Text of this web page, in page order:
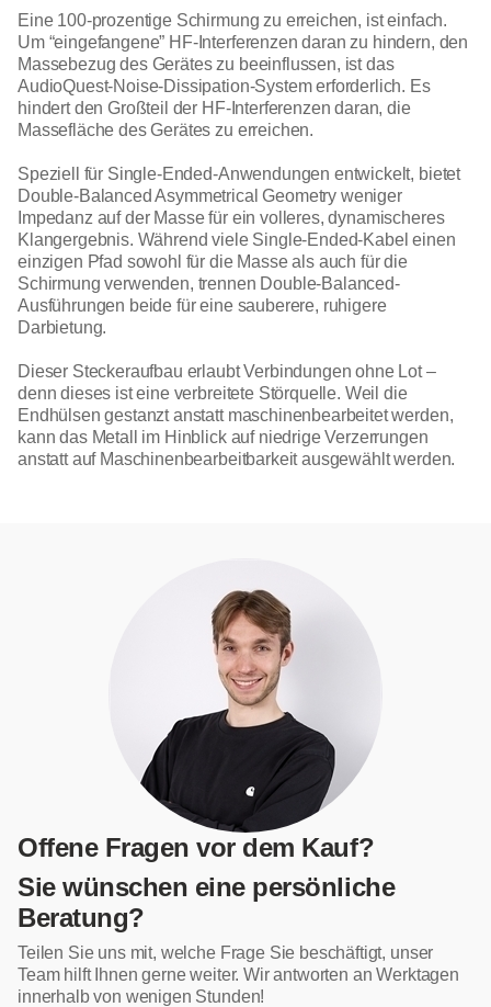
Eine 100-prozentige Schirmung zu erreichen, ist einfach.
Um “eingefangene” HF-Interferenzen daran zu hindern, den
Massebezug des Gerätes zu beeinflussen, ist das
AudioQuest-Noise-Dissipation-System erforderlich. Es
hindert den Großteil der HF-Interferenzen daran, die
Massefläche des Gerätes zu erreichen.
Speziell für Single-Ended-Anwendungen entwickelt, bietet
Double-Balanced Asymmetrical Geometry weniger
Impedanz auf der Masse für ein volleres, dynamischeres
Klangergebnis. Während viele Single-Ended-Kabel einen
einzigen Pfad sowohl für die Masse als auch für die
Schirmung verwenden, trennen Double-Balanced-
Ausführungen beide für eine sauberere, ruhigere
Darbietung.
Dieser Steckeraufbau erlaubt Verbindungen ohne Lot –
denn dieses ist eine verbreitete Störquelle. Weil die
Endhülsen gestanzt anstatt maschinenbearbeitet werden,
kann das Metall im Hinblick auf niedrige Verzerrungen
anstatt auf Maschinenbearbeitbarkeit ausgewählt werden.
Offene Fragen vor dem Kauf?
Sie wünschen eine persönliche
Beratung?
Teilen Sie uns mit, welche Frage Sie beschäftigt, unser
Team hilft Ihnen gerne weiter. Wir antworten an Werktagen
innerhalb von wenigen Stunden!